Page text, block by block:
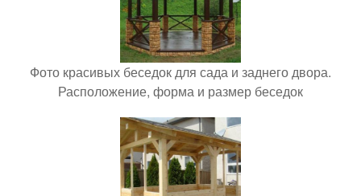
Фото красивых беседок для сада и заднего двора.
Расположение, форма и размер беседок